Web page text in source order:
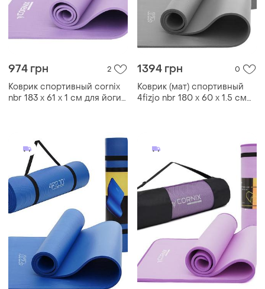
974 грн 2
Коврик спортивный cornix
nbr 183 x 61 x 1 cм для йоги
1394 грн 0
Коврик (мат) спортивный
4fizjo nbr 180 x 60 x 1.5 см